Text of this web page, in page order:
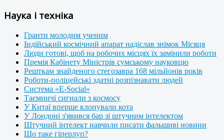
Наука і техніка
Гранти молодим ученим
Індійський космічний апарат надіслав знімок Місяця
Люди готові, щоб на робочих місцях їх замінили роботи
Премія Кабінету Міністрів сумському науковцю
Решткам знайденого стегозавра 168 мільйонів років
Роботи-поліцейські здатні розпізнавати людей
Система «E-Social»
Таємничі сигнали з космосу
У Китаї вперше клонували кота
У Лондоні з'явився бар зі штучним інтелектом
Штучний інтелект навчили писати фальшиві новини
Що таке гіперлуп?